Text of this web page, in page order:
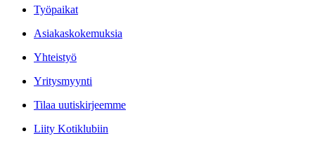
Työpaikat
Asiakaskokemuksia
Yhteistyö
Yritysmyynti
Tilaa uutiskirjeemme
Liity Kotiklubiin